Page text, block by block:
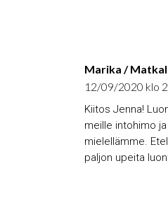
Marika /
12/09/2020 klo
Kiitos Jenna!
meille intohimo
mielellämme.
paljon upeita